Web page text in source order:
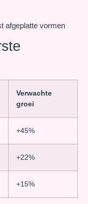
afgeplatte vormen
Verwachte
groei
+45%
+22%
+15%